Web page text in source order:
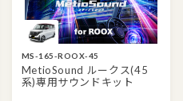
MS-165-ROOX-45
MetioSound ルークス(45
系)専用サウンドキット